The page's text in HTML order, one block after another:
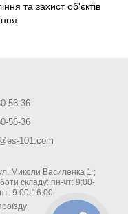
та захист об'єктів
56-36
56-36
101.com
Миколи Василенка 1 ;
складу: пн-чт: 9:00-
17:00, пт: 9:00-16:00